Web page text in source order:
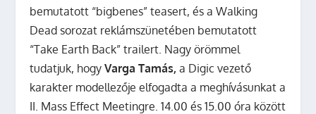
bemutatott “bigbenes” teasert, és a Walking
Dead sorozat reklámszünetében bemutatott
“Take Earth Back” trailert. Nagy örömmel
tudatjuk, hogyVarga Tamás, a Digic vezető
karakter modellezője elfogadta a meghívásunkat a
II. Mass Effect Meetingre. 14.00 és 15.00 óra között